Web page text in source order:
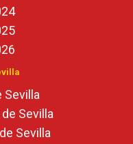
Sevilla
Sevilla
Sevilla